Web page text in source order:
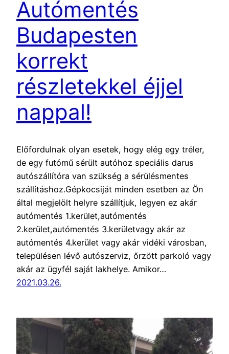
Autómentés
Budapesten
korrekt
részletekkel éjjel
nappal!
Előfordulnak olyan esetek, hogy elég egy tréler,
de egy futómű sérült autóhoz speciális darus
autószállítóra van szükség a sérülésmentes
szállításhoz.Gépkocsiját minden esetben az Ön
által megjelölt helyre szállítjuk, legyen ez akár
autómentés 1.kerület,autómentés
2.kerület,autómentés 3.kerületvagy akár az
autómentés 4.kerület vagy akár vidéki városban,
településen lévő autószerviz, őrzött parkoló vagy
akár az ügyfél saját lakhelye. Amikor…
2021.03.26.